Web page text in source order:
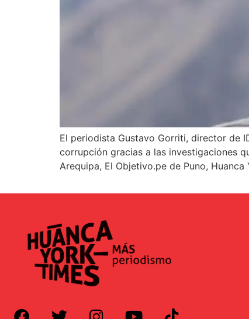
El periodista Gustavo Gorriti, director de
corrupción gracias a las investigaciones
Arequipa, El Objetivo.pe de Puno,